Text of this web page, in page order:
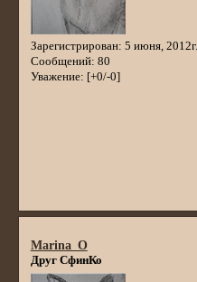
Зарегистрирован: 5 июня, 2012г.
Сообщений: 80
Уважение: [+0/-0]
Marina_O
Друг СфинКо